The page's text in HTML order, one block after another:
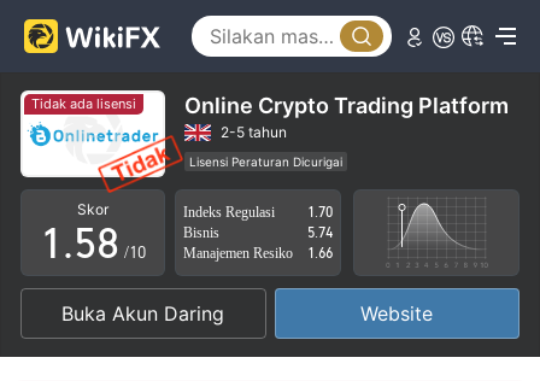
Tidak ada lisensi Online Crypto Trading Platform
2-5 tahun
Lisensi Peraturan Dicurigai
Lingkup Bisnis Mencurigakan
Potensi risiko tinggi
Skor
0
1
2
3
.
1
2
3
4
5
6
7
4
5
6
7
8
9
/10
Indeks Regulasi
1.70
Bisnis
5.74
Manajemen Resiko
1.66
Buka Akun Daring Website